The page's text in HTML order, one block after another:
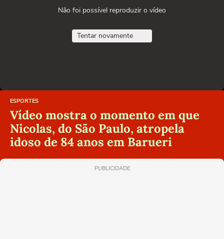
Não foi possível reproduzir o vídeo
Tentar novamente
ESPORTES
Vídeo mostra o momento em que
Nicolas, do São Paulo, atropela
idoso de 84 anos em Barueri
PUBLICIDADE